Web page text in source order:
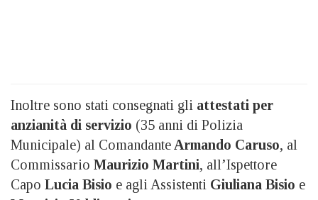
Inoltre sono stati consegnati gli attestati per
anzianità di servizio (35 anni di Polizia
Municipale) al Comandante Armando Caruso, al
Commissario Maurizio Martini, all’Ispettore
Capo Lucia Bisio e agli Assistenti Giuliana Bisio e